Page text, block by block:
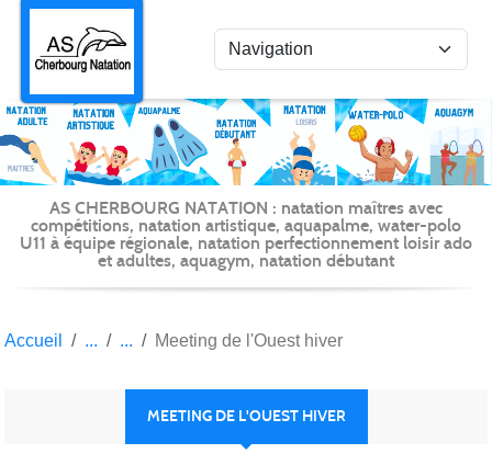
AS CHERBOURG NATATION : natation maîtres avec
compétitions, natation artistique, aquapalme, water-polo
U11 à équipe régionale, natation perfectionnement loisir ado
et adultes, aquagym, natation débutant
Accueil Meeting de l'Ouest hiver
MEETING DE L'OUEST HIVER
Panneau de gestion des cookies